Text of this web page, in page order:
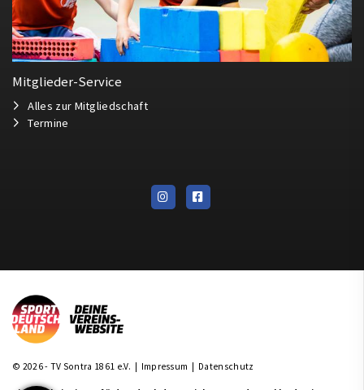
Mitglieder-Service
Alles zur Mitgliedschaft
Termine
© 2026 - TV Sontra 1861 e.V. | Impressum | Datenschutz